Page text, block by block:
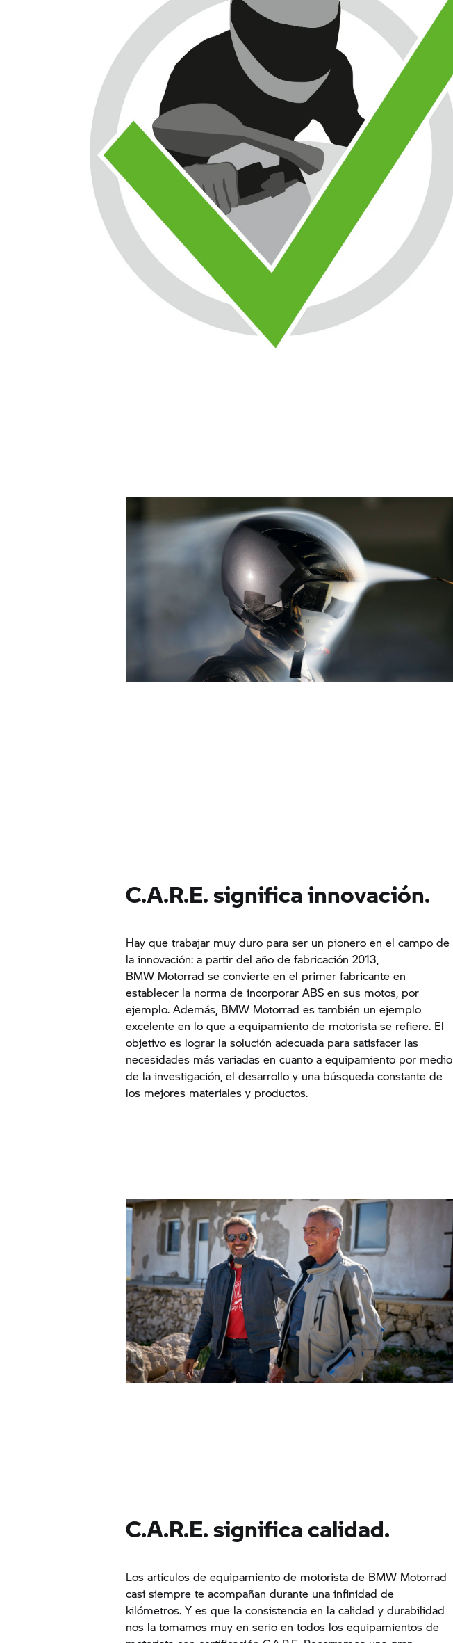
C.A.R.E. significa innovación.
Hay que trabajar muy duro para ser un pionero en el campo de
la innovación: a partir del año de fabricación 2013,
BMW Motorrad se convierte en el primer fabricante en
establecer la norma de incorporar ABS en sus motos, por
ejemplo. Además, BMW Motorrad es también un ejemplo
excelente en lo que a equipamiento de motorista se refiere. El
objetivo es lograr la solución adecuada para satisfacer las
necesidades más variadas en cuanto a equipamiento por medio
de la investigación, el desarrollo y una búsqueda constante de
los mejores materiales y productos.
C.A.R.E. significa calidad.
Los artículos de equipamiento de motorista de BMW Motorrad
casi siempre te acompañan durante una infinidad de
kilómetros. Y es que la consistencia en la calidad y durabilidad
nos la tomamos muy en serio en todos los equipamientos de